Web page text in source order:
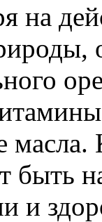
на
масла.
быть
и